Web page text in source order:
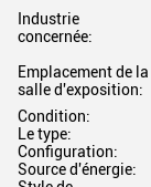
Industrie
concernée:
Emplacement de la
salle d'exposition:
Condition:
Le type:
Configuration:
Source d'énergie: